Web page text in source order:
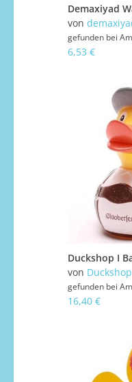
von
gefunden bei
6,53 €
von Duckshop
gefunden bei
16,40 €